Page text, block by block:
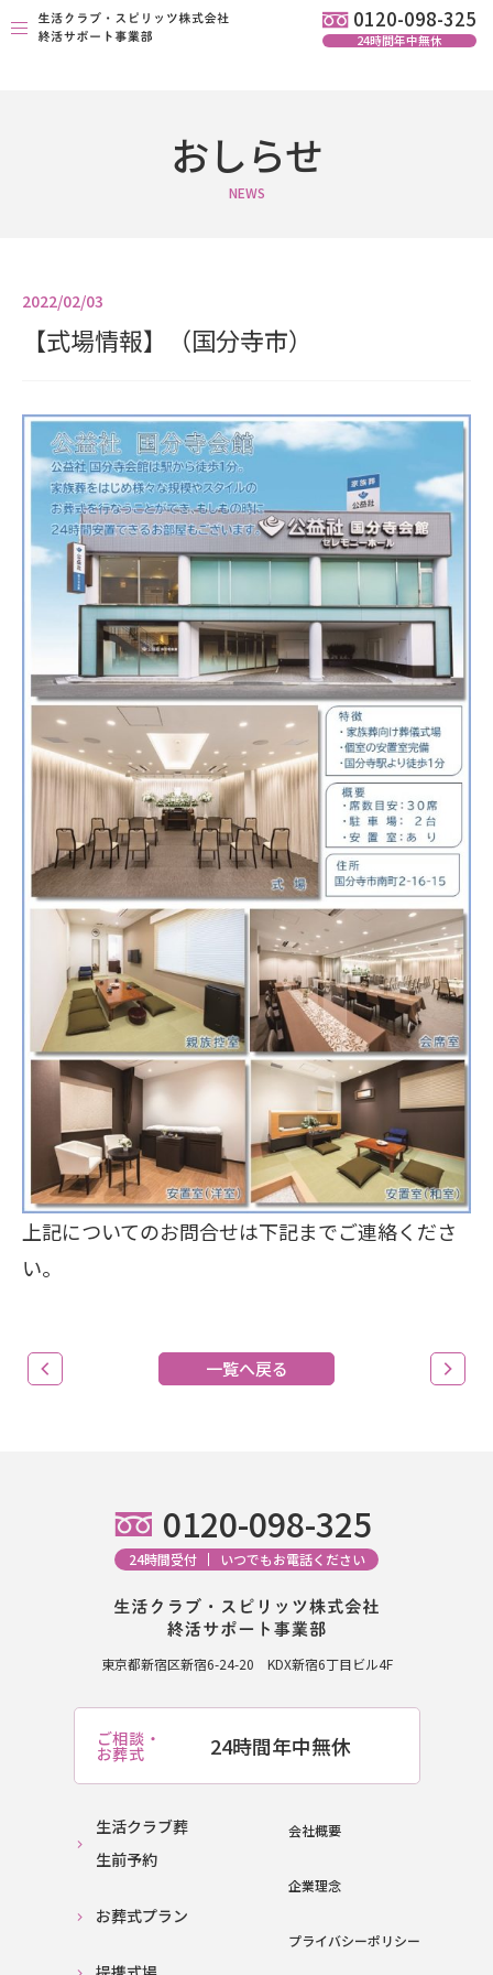
0120-098-325
24時間年中無休
おしらせ
0120-098-325
24時間受付 いつでもお電話ください
お問い合わせ
おしらせ
NEWS
2022/02/03
【式場情報】（国分寺市）
上記についてのお問合せは下記までご連絡くださ
い。
一覧へ戻る
0120-098-325
24時間受付 いつでもお電話ください
東京都新宿区新宿6-24-20 KDX新宿6丁目ビル4F
ご相談・
お葬式 24時間年中無休
生活クラブ葬
生前予約
お葬式プラン
会社概要
企業理念
プライバシーポリシー